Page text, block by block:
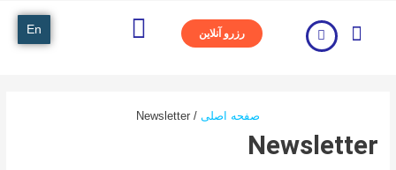
رزرو آنلاین En
صفحه اصلی Newsletter
Newsletter